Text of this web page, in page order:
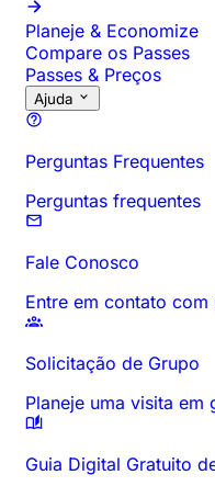
Planeje & Economize
Compare os Passes
Passes & Preços
Ajuda
Perguntas Frequentes
Perguntas frequentes
Fale Conosco
Entre em contato com
Solicitação de Grupo
Planeje uma visita em
Guia Digital Gratuito